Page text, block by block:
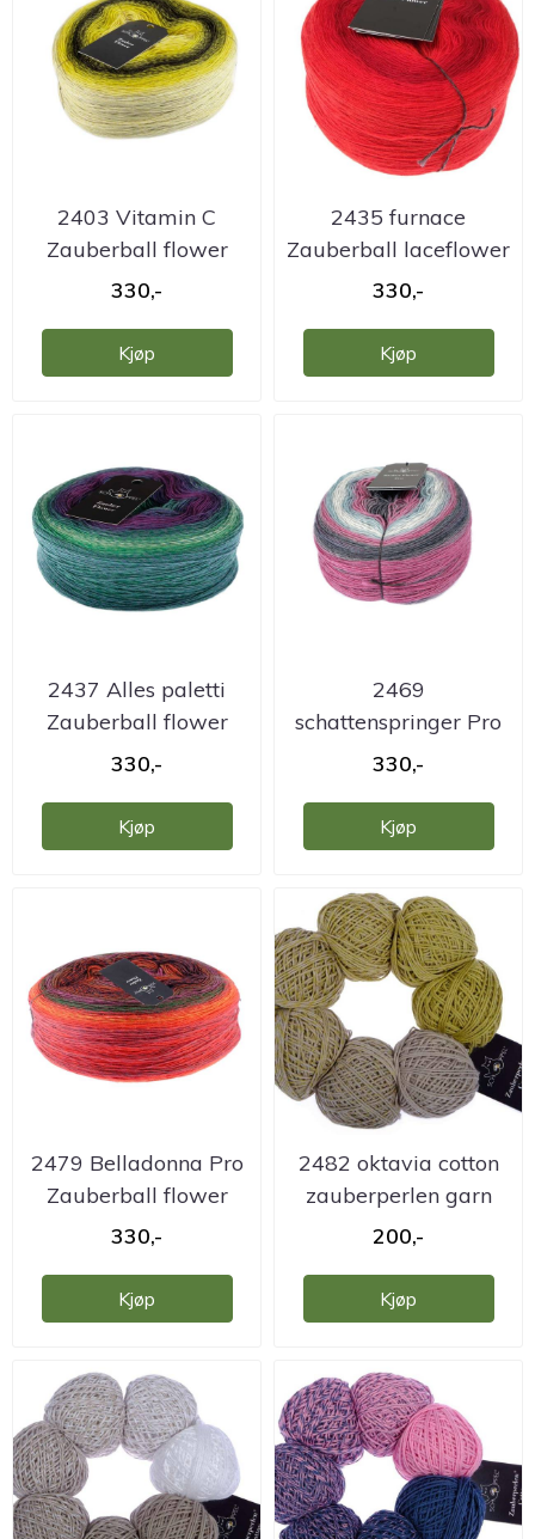
2403 Vitamin C
Zauberball flower
garn
330,-
Kjøp
2435 furnace
Zauberball laceflower
garn
330,-
Kjøp
2437 Alles paletti
Zauberball flower
garn
330,-
Kjøp
2469
schattenspringer Pro
Zauberball pro flower
330,-
Kjøp
2479 Belladonna Pro
Zauberball flower
garn
330,-
Kjøp
2482 oktavia cotton
zauberperlen garn
200,-
Kjøp